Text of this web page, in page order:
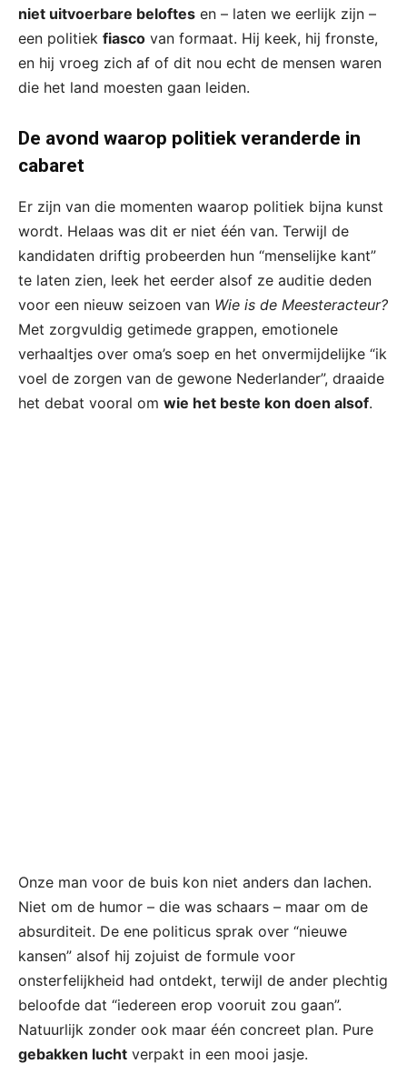
niet uitvoerbare beloftes en – laten we eerlijk zijn –
een politiek fiasco van formaat. Hij keek, hij fronste,
en hij vroeg zich af of dit nou echt de mensen waren
die het land moesten gaan leiden.
De avond waarop politiek veranderde in
cabaret
Er zijn van die momenten waarop politiek bijna kunst
wordt. Helaas was dit er niet één van. Terwijl de
kandidaten driftig probeerden hun “menselijke kant”
te laten zien, leek het eerder alsof ze auditie deden
voor een nieuw seizoen van Wie is de Meesteracteur?
Met zorgvuldig getimede grappen, emotionele
verhaaltjes over oma’s soep en het onvermijdelijke “ik
voel de zorgen van de gewone Nederlander”, draaide
het debat vooral om wie het beste kon doen alsof.
Onze man voor de buis kon niet anders dan lachen.
Niet om de humor – die was schaars – maar om de
absurditeit. De ene politicus sprak over “nieuwe
kansen” alsof hij zojuist de formule voor
onsterfelijkheid had ontdekt, terwijl de ander plechtig
beloofde dat “iedereen erop vooruit zou gaan”.
Natuurlijk zonder ook maar één concreet plan. Pure
gebakken lucht verpakt in een mooi jasje.